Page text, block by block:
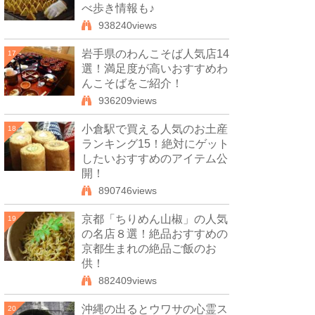
べ歩き情報も♪
938240views
17
岩手県のわんこそば人気店14
選！満足度が高いおすすめわ
んこそばをご紹介！
936209views
18
小倉駅で買える人気のお土産
ランキング15！絶対にゲット
したいおすすめのアイテム公
開！
890746views
19
京都「ちりめん山椒」の人気
の名店８選！絶品おすすめの
京都生まれの絶品ご飯のお
供！
882409views
20
沖縄の出るとウワサの心霊ス